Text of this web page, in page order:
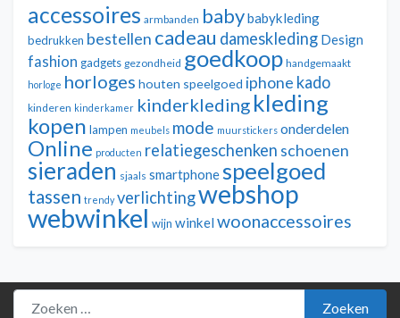
accessoires armbanden babybabykleding
bedrukken bestellen cadeau dameskleding Design
fashion gadgets gezondheid goedkoop handgemaakt
horloge horloges houten speelgoed iphone kado
kinderen kinderkamer kinderkleding kleding
kopen lampen meubels mode muurstickers onderdelen
Online producten relatiegeschenken schoenen
sieraden sjaals smartphonespeelgoed
tassen trendy verlichtingwebshop
webwinkel wijn winkelwoonaccessoires
Zoeken naar:
Zoeken